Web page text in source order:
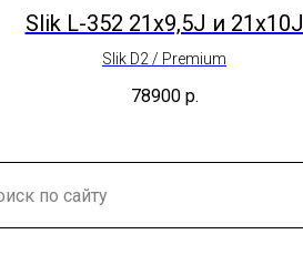
Slik L-352 21x9,5J и 21x10J
Slik D2 / Premium
78900 р.